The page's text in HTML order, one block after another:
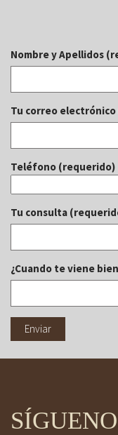
Nombre y Apellidos
Tu correo
Teléfono (requerido)
Tu consulta
¿Cuando te viene